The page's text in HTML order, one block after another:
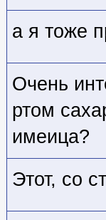
а я тоже
Очень
ртом
имеица?
Этот, со